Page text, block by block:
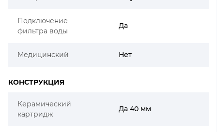
Подключение
фильтра воды
Да
Медицинский Нет
КОНСТРУКЦИЯ
Керамический
картридж
Да 40 мм